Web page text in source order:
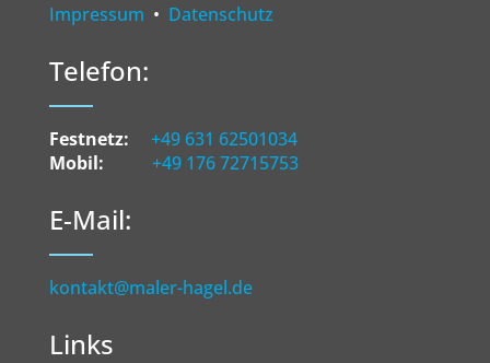
Impressum • Datenschutz
Telefon:
Festnetz:
+49 631 62501034
Mobil:
+49 176 72715753
E-Mail:
kontakt@maler-hagel.de
Links